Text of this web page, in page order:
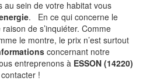
au sein de votre habitat vous
. En ce qui concerne le
raison de s’inquiéter. Comme
le montre, le prix n’est surtout
concernant notre
entreprenons à ESSON (14220)
!